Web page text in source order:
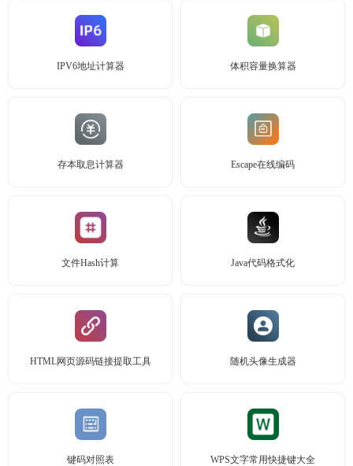
IPV6地址计算器 体积容量换算器
存本取息计算器 Escape在线编码
文件Hash计算 Java代码格式化
HTML网页源码链接提取工具 随机头像生成器
键码对照表 WPS文字常用快捷键大全